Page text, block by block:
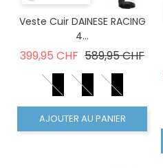
Veste Cuir DAINESE RACING
4...
399,95 CHF Prix de base
589,95 CHFPrix
AJOUTER AU PANIER